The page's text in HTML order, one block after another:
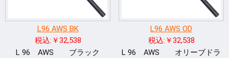
L96 AWS BK
税込:￥32,538
L 96 AWS ブラック
L96 AWS OD
税込:￥32,538
L 96 AWS オリーブドラ